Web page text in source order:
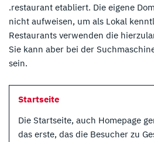
.restaurant etabliert. Die eigene
nicht aufweisen, um als Lokal
Restaurants verwenden die
Sie kann aber bei der
sein.
Startseite
Die Startseite, auch Homepage
das erste, das die Besucher zu